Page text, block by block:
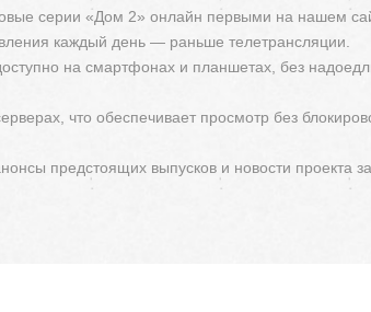
серии «Дом 2» онлайн первыми на нашем
каждый день — раньше телетрансляции.
на смартфонах и планшетах, без
что обеспечивает просмотр без
предстоящих выпусков и новости проекта